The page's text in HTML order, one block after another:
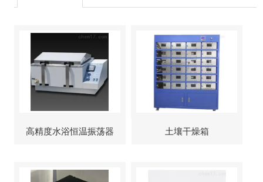
高精度水浴恒温振荡器 土壤干燥箱